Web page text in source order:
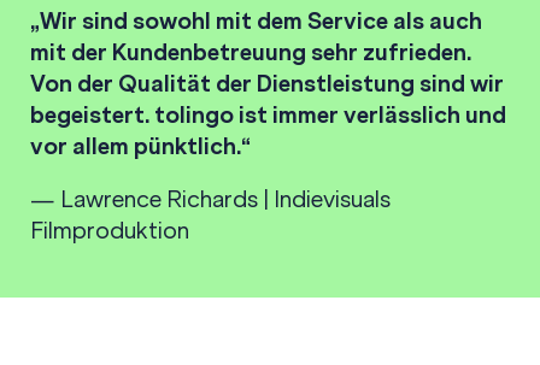
„Wir sind sowohl mit dem Service als auch
mit der Kundenbetreuung sehr zufrieden.
Von der Qualität der Dienstleistung sind wir
begeistert. tolingo ist immer verlässlich und
vor allem pünktlich.“
— Lawrence Richards | Indievisuals
Filmproduktion